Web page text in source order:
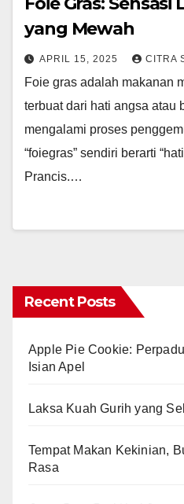
yang Mewah
APRIL 15, 2025 CITRA
Foie gras adalah makanan
terbuat dari hati angsa atau
mengalami proses
“foiegras” sendiri berarti
Prancis.…
Recent Posts
Apple Pie Cookie:
Isian Apel
Laksa Kuah Gurih yang
Tempat Makan Kekinian,
Rasa